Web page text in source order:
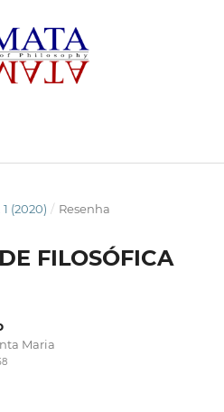
1 (2020) / Resenha
FILOSÓFICA
Maria